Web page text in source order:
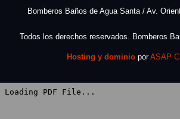
Bomberos Baños de Agua Santa / Av.
Todos los derechos reservados. Bomberos
Hosting y dominio porASAP